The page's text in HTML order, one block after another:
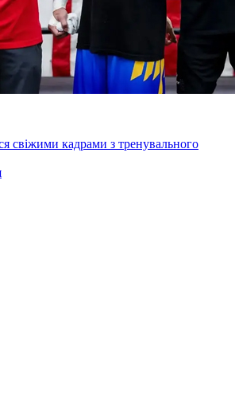
свіжими кадрами з тренувального